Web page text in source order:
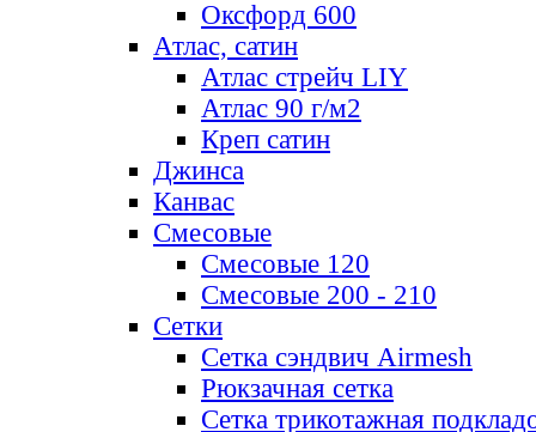
Оксфорд 600
Атлас, сатин
Атлас стрейч LIY
Атлас 90 г/м2
Креп сатин
Джинса
Канвас
Смесовые
Смесовые 120
Смесовые 200 - 210
Сетки
Сетка сэндвич Airmesh
Рюкзачная сетка
Сетка трикотажная